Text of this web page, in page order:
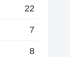
22
7
8